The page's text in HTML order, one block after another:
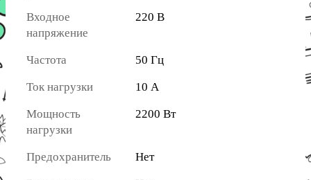
Входное
напряжение
220 В
Частота 50 Гц
Ток нагрузки 10 А
Мощность
нагрузки
2200 Вт
Предохранитель Нет